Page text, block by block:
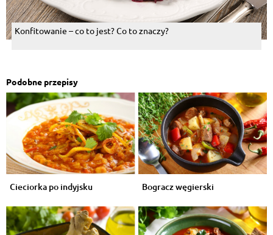
Konfitowanie – co to jest? Co to znaczy?
Podobne przepisy
Cieciorka po indyjsku Bogracz węgierski